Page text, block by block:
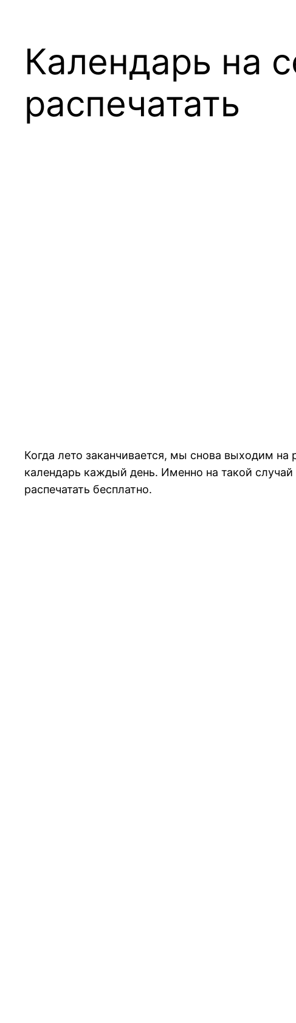
Календарь на
распечатать
Когда лето заканчивается, мы снова выходим на
календарь каждый день. Именно на такой
распечатать бесплатно.